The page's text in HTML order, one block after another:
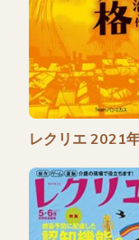
レクリエ 2021